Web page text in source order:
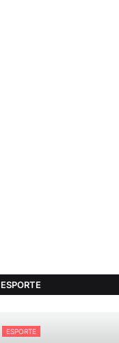
ESPORTE
ESPORTE